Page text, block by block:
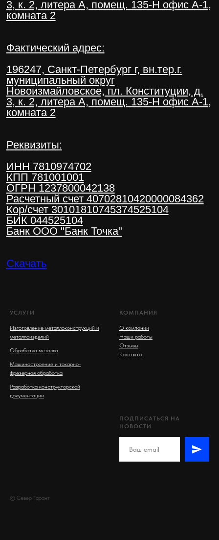
УСЛУГИ
Изготовление металлоконструкций и
металлоизделий
Обработка металла
Машиностроение и токарно-
фрезерная обработка
Разработка конструкторской
документации
КОМПАНИЯ
О компании
Наши работы
Отзывы
Контакты
ПОДПИСАТЬСЯ НА
НОВОСТИ
© Север Гарант